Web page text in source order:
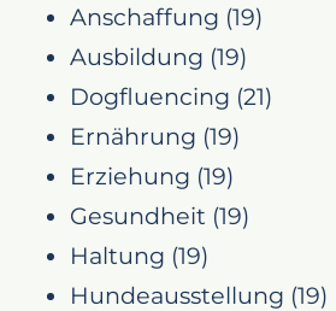
Anschaffung (19)
Ausbildung (19)
Dogfluencing (21)
Ernährung (19)
Erziehung (19)
Gesundheit (19)
Haltung (19)
Hundeausstellung (19)